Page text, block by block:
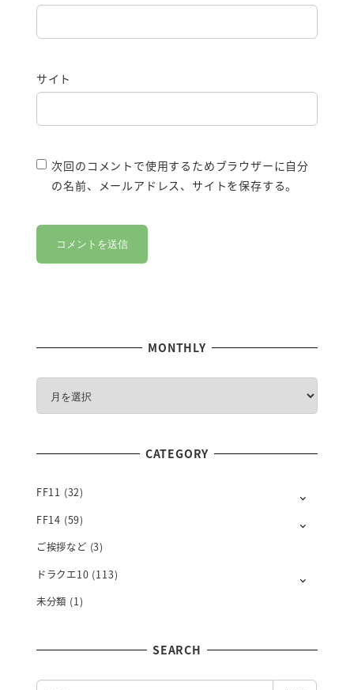
サイト
次回のコメントで使用するためブラウザーに自分
の名前、メールアドレス、サイトを保存する。
MONTHLY
H
Y
CATEGORY
FF11 (32)
FF14 (59)
ご挨拶など (3)
ドラクエ10 (113)
未分類 (1)
SEARCH